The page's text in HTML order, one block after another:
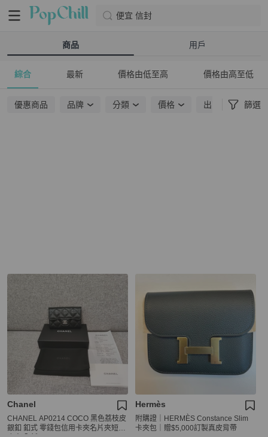
便宜 信封
商品 用戶
綜合 最新 價格由低至高 價格由高至低
優惠商品 品牌 分類 價格 出貨地點 篩選
Chanel
CHANEL AP0214 COCO 黑色荔枝皮
銀釦 釦式 零錢包信用卡夾名片夾短夾
Hermès
附購證｜HERMÈS Constance Slim
卡夾包｜贈$5,000訂製真皮背帶